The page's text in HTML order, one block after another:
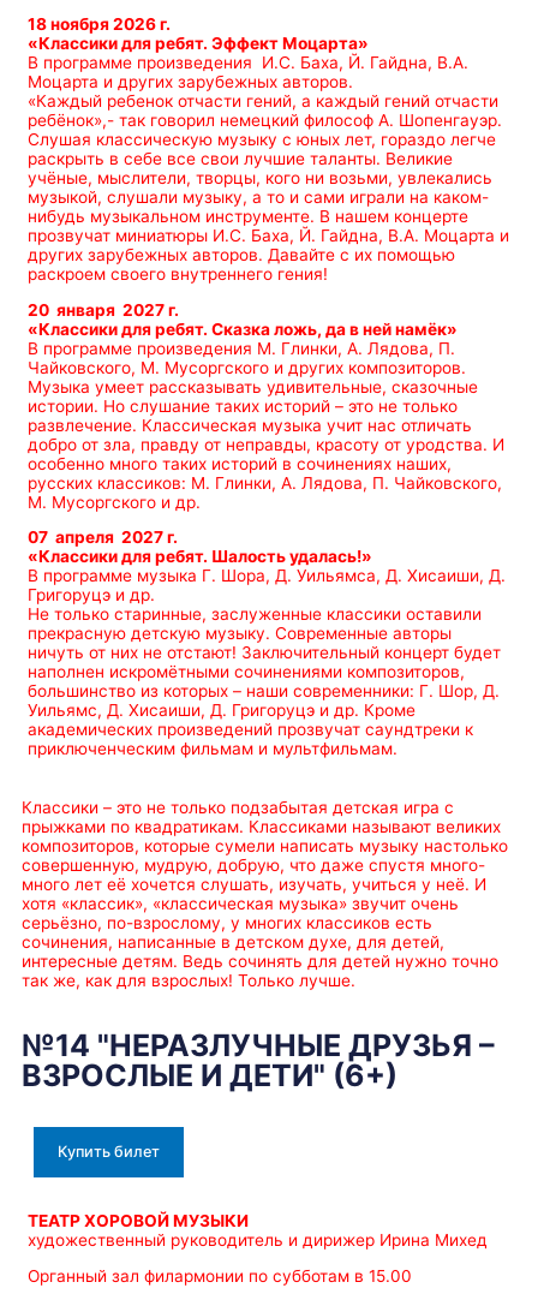
18 ноября 2026 г.
«Классики для ребят. Эффект Моцарта»
В программе произведения И.С. Баха, Й. Гайдна, В.А.
Моцарта и других зарубежных авторов.
«Каждый ребенок отчасти гений, а каждый гений отчасти
ребёнок»,- так говорил немецкий философ А. Шопенгауэр.
Слушая классическую музыку с юных лет, гораздо легче
раскрыть в себе все свои лучшие таланты. Великие
учёные, мыслители, творцы, кого ни возьми, увлекались
музыкой, слушали музыку, а то и сами играли на каком-
нибудь музыкальном инструменте. В нашем концерте
прозвучат миниатюры И.С. Баха, Й. Гайдна, В.А. Моцарта и
других зарубежных авторов. Давайте с их помощью
раскроем своего внутреннего гения!
20 января 2027 г.
«Классики для ребят. Сказка ложь, да в ней намёк»
В программе произведения М. Глинки, А. Лядова, П.
Чайковского, М. Мусоргского и других композиторов.
Музыка умеет рассказывать удивительные, сказочные
истории. Но слушание таких историй – это не только
развлечение. Классическая музыка учит нас отличать
добро от зла, правду от неправды, красоту от уродства. И
особенно много таких историй в сочинениях наших,
русских классиков: М. Глинки, А. Лядова, П. Чайковского,
М. Мусоргского и др.
07 апреля 2027 г.
«Классики для ребят. Шалость удалась!»
В программе музыка Г. Шора, Д. Уильямса, Д. Хисаиши, Д.
Григоруцэ и др.
Не только старинные, заслуженные классики оставили
прекрасную детскую музыку. Современные авторы
ничуть от них не отстают! Заключительный концерт будет
наполнен искромётными сочинениями композиторов,
большинство из которых – наши современники: Г. Шор, Д.
Уильямс, Д. Хисаиши, Д. Григоруцэ и др. Кроме
академических произведений прозвучат саундтреки к
приключенческим фильмам и мультфильмам.
Классики – это не только подзабытая детская игра с
прыжками по квадратикам. Классиками называют великих
композиторов, которые сумели написать музыку настолько
совершенную, мудрую, добрую, что даже спустя много-
много лет её хочется слушать, изучать, учиться у неё. И
хотя «классик», «классическая музыка» звучит очень
серьёзно, по-взрослому, у многих классиков есть
сочинения, написанные в детском духе, для детей,
интересные детям. Ведь сочинять для детей нужно точно
так же, как для взрослых! Только лучше.
№14 "НЕРАЗЛУЧНЫЕ ДРУЗЬЯ –
ВЗРОСЛЫЕ И ДЕТИ" (6+)
Купить билет
ТЕАТР ХОРОВОЙ МУЗЫКИ
художественный руководитель и дирижер Ирина Михед
Органный зал филармонии по субботам в 15.00